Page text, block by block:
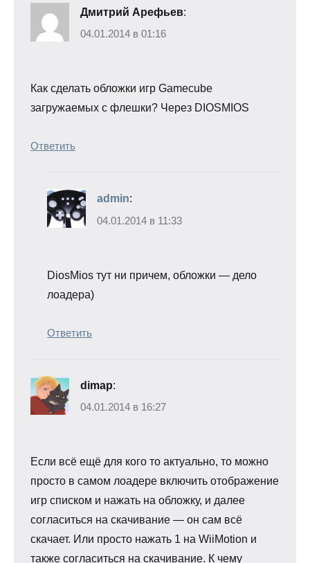
Дмитрий Арефьев:
04.01.2014 в 01:16
Как сделать обложки игр Gamecube
загружаемых с флешки? Через DIOSMIOS
Ответить
admin:
04.01.2014 в 11:33
DiosMios тут ни причем, обложки — дело
лоадера)
Ответить
dimap:
04.01.2014 в 16:27
Если всё ещё для кого то актуально, то можно
просто в самом лоадере включить отображение
игр списком и нажать на обложку, и далее
согласиться на скачивание — он сам всё
скачает. Или просто нажать 1 на WiiMotion и
также согласиться на скачивание. К чему